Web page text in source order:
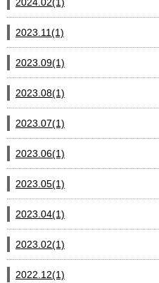
2023.11(1)
2023.09(1)
2023.08(1)
2023.07(1)
2023.06(1)
2023.05(1)
2023.04(1)
2023.02(1)
2022.12(1)